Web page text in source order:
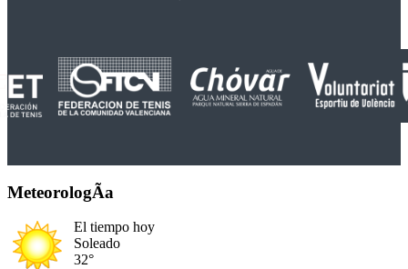
MeteorologÃ­a
El tiempo hoy
Soleado
32°